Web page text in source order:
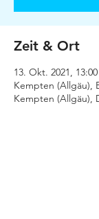
Zeit & Ort
13. Okt. 2021,
Kempten (Allgäu),
Kempten (Allgäu),